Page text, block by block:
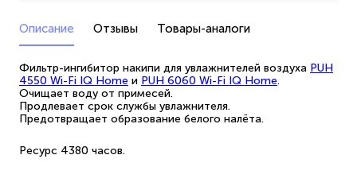
Описание Отзывы Товары-аналоги
Фильтр-ингибитор накипи для увлажнителей воздуха PUH
4550 Wi-Fi IQ Home и PUH 6060 Wi-Fi IQ Home.
Очищает воду от примесей.
Продлевает срок службы увлажнителя.
Предотвращает образование белого налёта.
Ресурс 4380 часов.